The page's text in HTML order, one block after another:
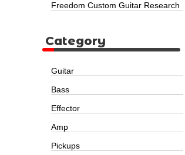
Freedom Custom Guitar Research
Category
Guitar
Bass
Effector
Amp
Pickups